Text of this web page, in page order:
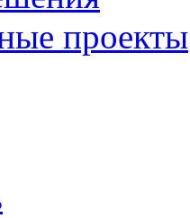
проекты